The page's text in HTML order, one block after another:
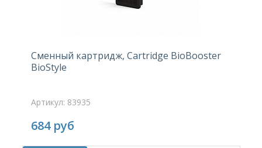
Сменный картридж, Cartridge BioBooster
BioStyle
Артикул: 83935
684 руб